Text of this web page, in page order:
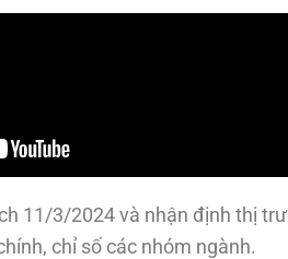
11/3/2024 và nhận định thị
chỉ số các nhóm ngành.